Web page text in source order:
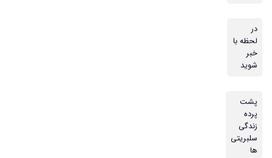
در
لحظه با
خبر
شوید
پشت
پرده
زندگی
سلبریتی
ها